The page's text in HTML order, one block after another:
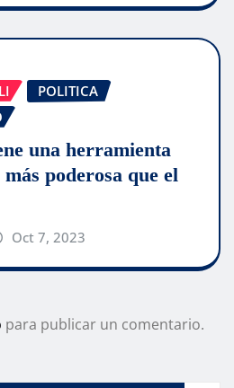
POLITICA
una herramienta
poderosa que el
Oct 7, 2023
para publicar un comentario.